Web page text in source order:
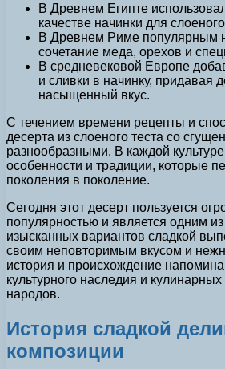
В Древнем Египте
качестве начинки для
В Древнем Риме популярным
сочетание меда, орехов и
В средневековой Европе
и сливки в начинку, придавая
насыщенный вкус.
С течением времени рецепты и
десерта из слоеного теста со
разнообразными. В каждой
особенности и традиции, которые
поколения в поколение.
Сегодня этот десерт пользуется
популярностью и является одним
изысканных вариантов сладкой
своим неповторимым вкусом и
история и происхождение
культурного наследия и
народов.
История сладкой
композиции